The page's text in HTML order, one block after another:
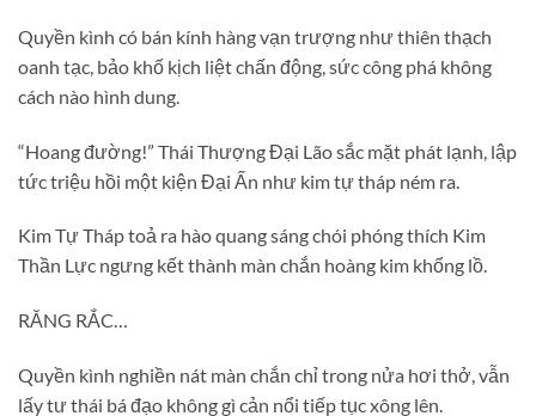
Quyền kình có bán kính hàng vạn trượng như thiên thạch
oanh tạc, bảo khố kịch liệt chấn động, sức công phá không
cách nào hình dung.
“Hoang đường!” Thái Thượng Đại Lão sắc mặt phát lạnh, lập
tức triệu hồi một kiện Đại Ấn như kim tự tháp ném ra.
Kim Tự Tháp toả ra hào quang sáng chói phóng thích Kim
Thần Lực ngưng kết thành màn chắn hoàng kim khổng lồ.
RĂNG RẮC…
Quyền kình nghiền nát màn chắn chỉ trong nửa hơi thở, vẫn
lấy tư thái bá đạo không gì cản nổi tiếp tục xông lên.